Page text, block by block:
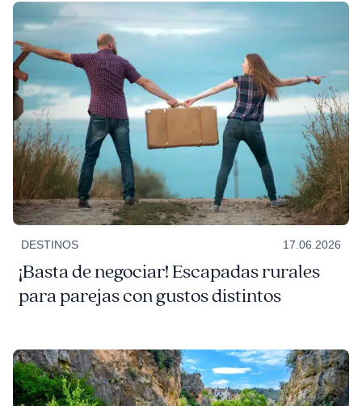
DESTINOS 17.06.2026
¡Basta de negociar! Escapadas rurales
para parejas con gustos distintos